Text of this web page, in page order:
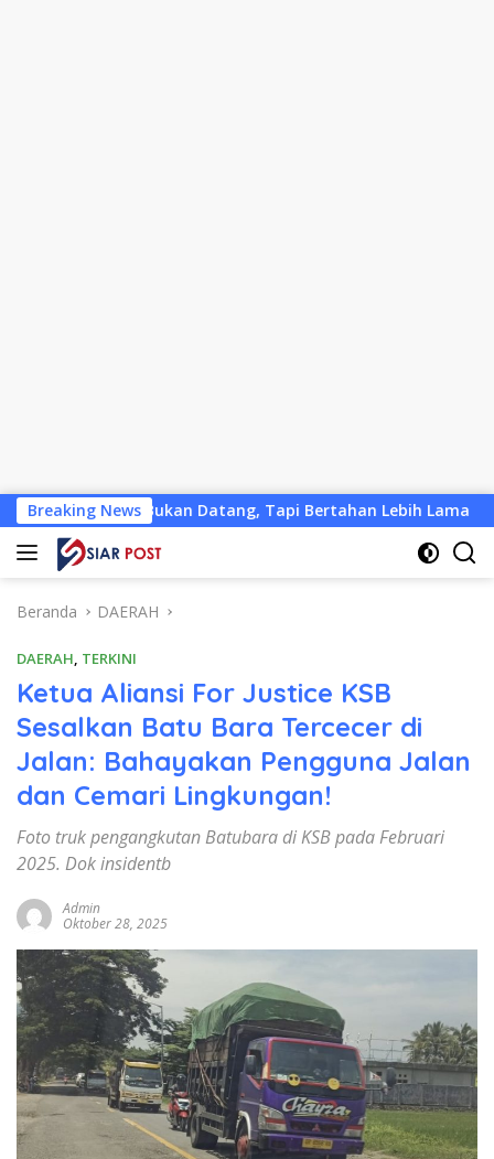
Langsung
ke
konten
Breaking News
Datang, Tapi Bertahan Lebih Lama Hadiah
Beranda DAERAH
DAERAH, TERKINI
Ketua Aliansi For Justice KSB
Sesalkan Batu Bara Tercecer di
Jalan: Bahayakan Pengguna Jalan
dan Cemari Lingkungan!
Foto truk pengangkutan Batubara di KSB pada Februari
2025. Dok insidentb
Admin
Oktober 28, 2025